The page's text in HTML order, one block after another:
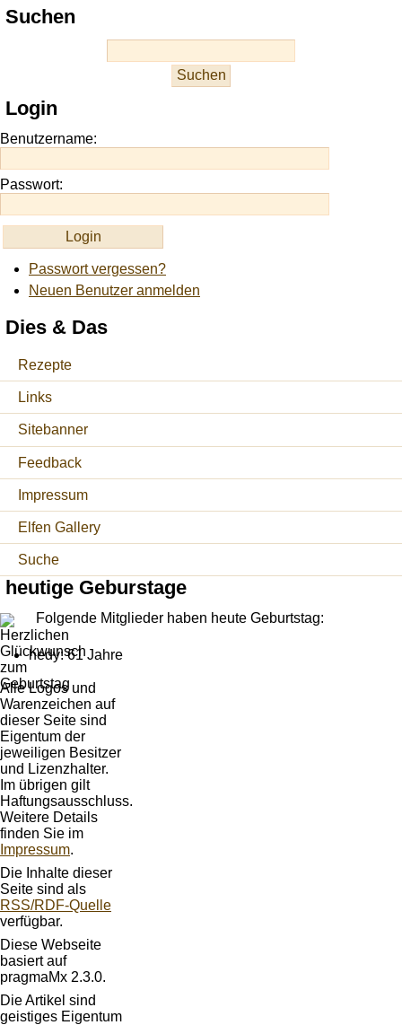
Play
best
site
https://onlineslots.money/
Suchen
Login
Benutzername:
Passwort:
Passwort vergessen?
Neuen Benutzer anmelden
Dies & Das
Rezepte
Links
Sitebanner
Feedback
Impressum
Elfen Gallery
Suche
heutige Geburstage
Folgende Mitglieder haben heute Geburtstag:
hedy: 61 Jahre
Alle Logos und
Warenzeichen auf
dieser Seite sind
Eigentum der
jeweiligen Besitzer
und Lizenzhalter.
Im übrigen gilt
Haftungsausschluss.
Weitere Details
finden Sie im
Impressum.
Die Inhalte dieser
Seite sind als
RSS/RDF-Quelle
verfügbar.
Diese Webseite
basiert auf
pragmaMx 2.3.0.
Die Artikel sind
geistiges Eigentum